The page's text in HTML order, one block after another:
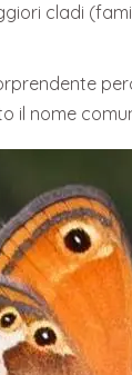
cladi
il nome